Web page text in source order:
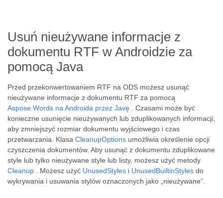
Usuń nieużywane informacje z
dokumentu RTF w Androidzie za
pomocą Java
Przed przekonwertowaniem RTF na ODS możesz usunąć
nieużywane informacje z dokumentu RTF za pomocą
Aspose.Words na Androida przez Javę . Czasami może być
konieczne usunięcie nieużywanych lub zduplikowanych informacji,
aby zmniejszyć rozmiar dokumentu wyjściowego i czas
przetwarzania. Klasa CleanupOptions umożliwia określenie opcji
czyszczenia dokumentów. Aby usunąć z dokumentu zduplikowane
style lub tylko nieużywane style lub listy, możesz użyć metody
Cleanup . Możesz użyć UnusedStyles i UnusedBuiltinStyles do
wykrywania i usuwania stylów oznaczonych jako „nieużywane”.